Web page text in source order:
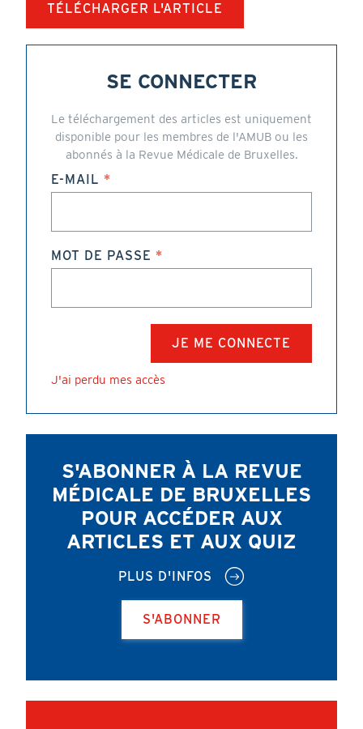
TÉLÉCHARGER L'ARTICLE
SE CONNECTER
Le téléchargement des articles est uniquement
disponible pour les membres de l'AMUB ou les
abonnés à la Revue Médicale de Bruxelles.
E-MAIL
MOT DE PASSE
J'ai perdu mes accès
S'ABONNER À LA REVUE
MÉDICALE DE BRUXELLES
POUR ACCÉDER AUX
ARTICLES ET AUX QUIZ
PLUS D'INFOS
S'ABONNER